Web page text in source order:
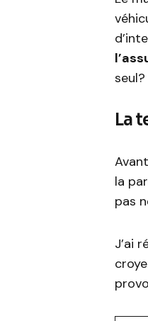
seul?
La
la
pas
J’ai